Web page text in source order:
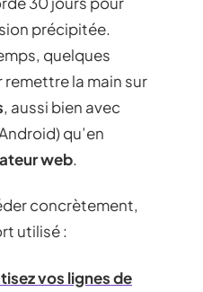
précipitée.
quelques
la main sur
, aussi bien avec
qu’en
web.
concrètement,
utilisé :
vos lignes de